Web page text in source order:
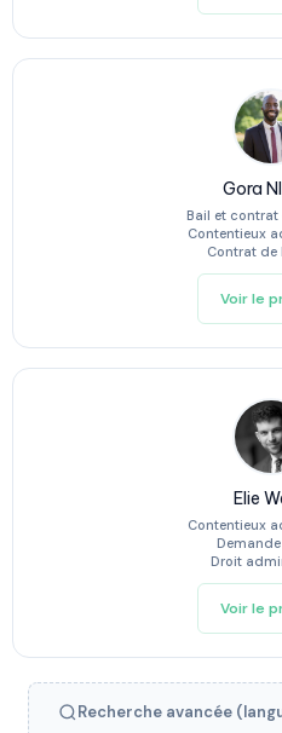
Gora
Bail et
Contentieux
Contrat de
Voir le
Elie
Contentieux
Demande
Droit
Voir le
Recherche avancée